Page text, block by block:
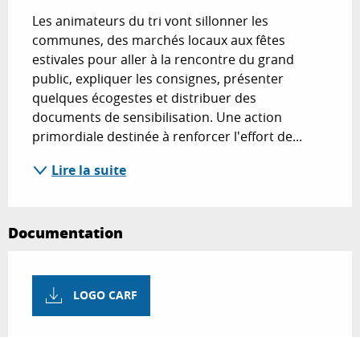
Les animateurs du tri vont sillonner les
communes, des marchés locaux aux fêtes
estivales pour aller à la rencontre du grand
public, expliquer les consignes, présenter
quelques écogestes et distribuer des
documents de sensibilisation. Une action
primordiale destinée à renforcer l'effort de...
Lire la suite
Documentation
LOGO CARF